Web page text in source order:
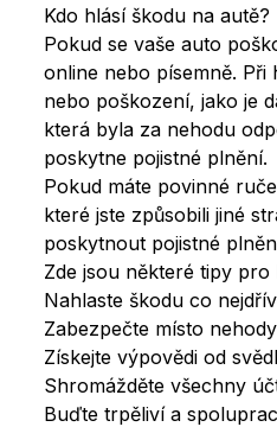
Kdo hlásí škodu na autě?
Pokud se vaše auto
online nebo písemně.
nebo poškození, jako je
která byla za nehodu
poskytne pojistné plnění.
Pokud máte povinné
které jste způsobili jiné
poskytnout pojistné
Zde jsou některé tipy
Nahlaste škodu co
Zabezpečte místo
Získejte výpovědi od
Shromážděte všechny
Buďte trpěliví a